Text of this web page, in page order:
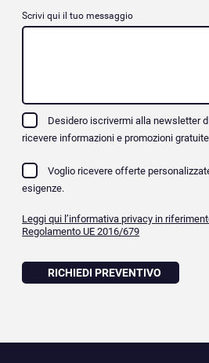
Scrivi qui il tuo messaggio
Desidero iscrivermi alla newsletter
ricevere informazioni e promozioni
Voglio ricevere offerte
esigenze.
Leggi qui l’informativa privacy in
Regolamento UE 2016/679
RICHIEDI PREVENTIVO